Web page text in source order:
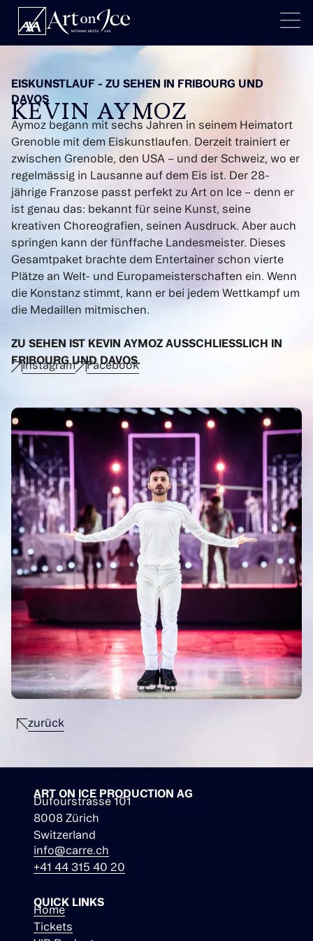
EISKUNSTLAUF - ZU SEHEN IN FRIBOURG UND
DAVOS
KEVIN AYMOZ
Aymoz begann mit sechs Jahren in seinem Heimatort
Grenoble mit dem Eiskunstlaufen. Derzeit trainiert er
zwischen Grenoble, den USA – und der Schweiz, wo er
regelmässig in Lausanne auf dem Eis ist. Der 28-
jährige Franzose passt perfekt zu Art on Ice – denn er
ist genau das: bekannt für seine Kunst, seine
kreativen Choreografien, seinen Ausdruck. Aber auch
springen kann der fünffache Landesmeister. Dieses
Gesamtpaket brachte dem Entertainer schon vierte
Plätze an Welt- und Europameisterschaften ein. Wenn
die Konstanz stimmt, kann er bei jedem Wettkampf um
die Medaillen mitmischen.
ZU SEHEN IST KEVIN AYMOZ AUSSCHLIESSLICH IN
FRIBOURG UND DAVOS.
Instagram Facebook
zurück
ART ON ICE PRODUCTION AG
Dufourstrasse 101
8008 Zürich
Switzerland
info@carre.ch
+41 44 315 40 20
QUICK LINKS
Home
Tickets